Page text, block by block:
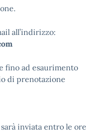
mail all’indirizzo:
fino ad esaurimento
di prenotazione
inviata entro le ore